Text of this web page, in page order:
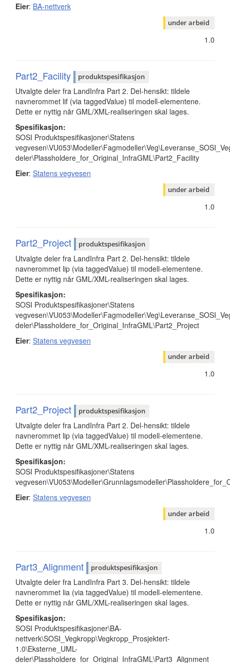
Eier: BA-nettverk
under arbeid
1.0
Part2_Facility produktspesifikasjon
Utvalgte deler fra LandInfra Part 2. Del-hensikt: tildele
navnerommet lif (via taggedValue) til modell-elementene.
Dette er nyttig når GML/XML-realiseringen skal lages.
Spesifikasjon:
SOSI Produktspesifikasjoner\Statens
deler\Plassholdere_for_Original_InfraGML\Part2_Facility
Eier: Statens vegvesen
under arbeid
1.0
Part2_Project produktspesifikasjon
Utvalgte deler fra LandInfra Part 2. Del-hensikt: tildele
navnerommet lip (via taggedValue) til modell-elementene.
Dette er nyttig når GML/XML-realiseringen skal lages.
Spesifikasjon:
SOSI Produktspesifikasjoner\Statens
deler\Plassholdere_for_Original_InfraGML\Part2_Project
Eier: Statens vegvesen
under arbeid
1.0
Part2_Project produktspesifikasjon
Utvalgte deler fra LandInfra Part 2. Del-hensikt: tildele
navnerommet lip (via taggedValue) til modell-elementene.
Dette er nyttig når GML/XML-realiseringen skal lages.
Spesifikasjon:
SOSI Produktspesifikasjoner\Statens
Eier: Statens vegvesen
under arbeid
1.0
Part3_Alignment produktspesifikasjon
Utvalgte deler fra LandInfra Part 3. Del-hensikt: tildele
navnerommet lia (via taggedValue) til modell-elementene.
Dette er nyttig når GML/XML-realiseringen skal lages.
Spesifikasjon:
SOSI Produktspesifikasjoner\BA-
nettverk\SOSI_Vegkropp\Vegkropp_Prosjektert-
1.0\Eksterne_UML-
deler\Plassholdere_for_Original_InfraGML\Part3_Alignment